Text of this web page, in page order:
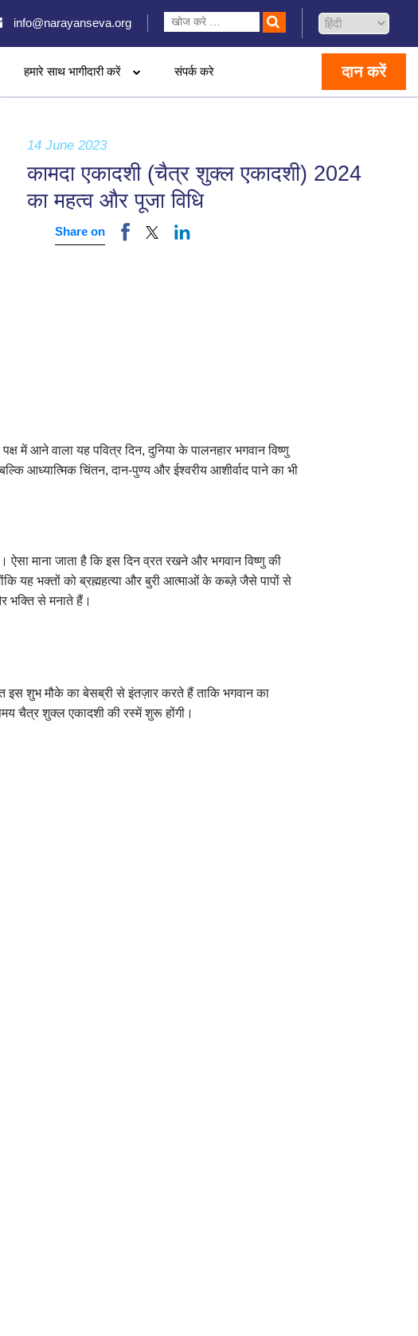
info@narayanseva.org
हमारे साथ भागीदारी करें संपर्क करे दान करें
14 June 2023
कामदा एकादशी (चैत्र शुक्ल एकादशी) 2024
का महत्व और पूजा विधि
Share on
आने वाला यह पवित्र दिन, दुनिया के पालनहार भगवान विष्णु
आध्यात्मिक चिंतन, दान-पुण्य और ईश्वरीय आशीर्वाद पाने का भी
माना जाता है कि इस दिन व्रत रखने और भगवान विष्णु की
यह भक्तों को ब्रह्महत्या और बुरी आत्माओं के कब्ज़े जैसे पापों से
भक्ति से मनाते हैं।
शुभ मौके का बेसब्री से इंतज़ार करते हैं ताकि भगवान का
चैत्र शुक्ल एकादशी की रस्में शुरू होंगी।